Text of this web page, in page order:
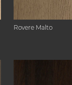
Rovere Malto